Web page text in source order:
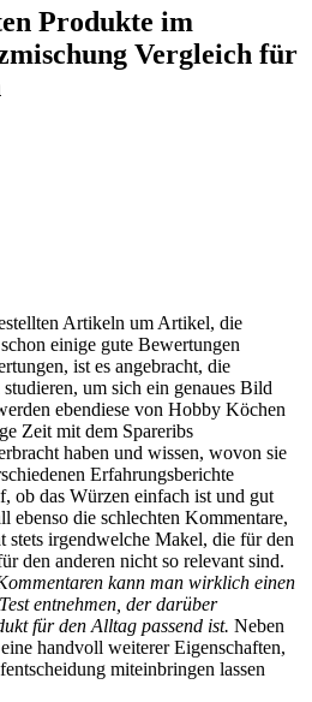
Produkte im
Vergleich für
Artikeln um Artikel, die
einige gute Bewertungen
ist es angebracht, die
um sich ein genaues Bild
ebendiese von Hobby Köchen
Zeit mit dem Spareribs
haben und wissen, wovon sie
Erfahrungsberichte
ob das Würzen einfach ist und gut
ebenso die schlechten Kommentare,
stets irgendwelche Makel, die für den
den anderen nicht so relevant sind.
kann man wirklich einen
entnehmen, der darüber
für den Alltag passend ist. Neben
handvoll weiterer Eigenschaften,
miteinbringen lassen